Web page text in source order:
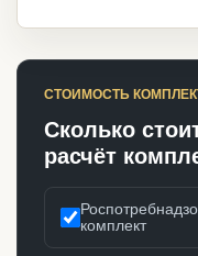
СТОИМОСТЬ
Сколько
расчёт
комплект